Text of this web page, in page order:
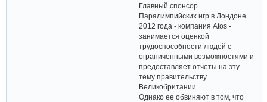
Главный спонсор
Паралимпийских игр в Лондоне
2012 года - компания Atos -
занимается оценкой
трудоспособности людей с
ограниченными возможностями и
предоставляет отчеты на эту
тему правительству
Великобритании.
Однако ее обвиняют в том, что